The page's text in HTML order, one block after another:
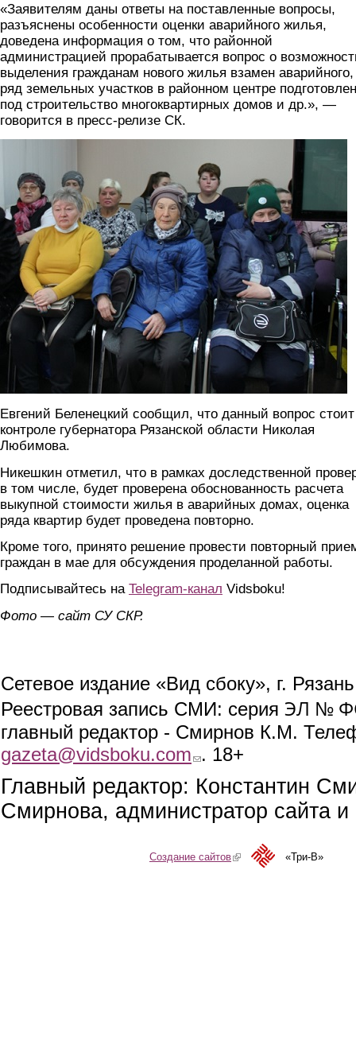
«Заявителям даны ответы на поставленные вопросы,
разъяснены особенности оценки аварийного жилья,
доведена информация о том, что районной
администрацией прорабатывается вопрос о
выделения гражданам нового жилья взамен аварийного,
ряд земельных участков в районном центре подготовлен
под строительство многоквартирных домов и др.», —
говорится в пресс-релизе СК.
Евгений Беленецкий сообщил, что данный вопрос
контроле губернатора Рязанской области Николая
Любимова.
Никешкин отметил, что в рамках доследственной
в том числе, будет проверена обоснованность расчета
выкупной стоимости жилья в аварийных домах, оценка
ряда квартир будет проведена повторно.
Кроме того, принято решение провести повторный
граждан в мае для обсуждения проделанной работы.
Подписывайтесь на Telegram-канал Vidsboku!
Фото — сайт СУ СКР.
Сетевое издание «Вид сбоку», г.
Реестровая запись СМИ: серия ЭЛ №
главный редактор - Смирнов К.М.
gazeta@vidsboku.com (link sends e-mail)
. 18+
Главный редактор: Константин
Смирнова, администратор сайта
Создание сайтов(link is external)«Три-В»